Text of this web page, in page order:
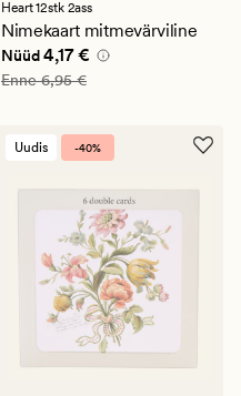
Heart 12stk 2ass
Nimekaart mitmevärviline
Nåværende pris_ee
Nüüd4,17 €
Vanlig pris_ee
Enne6,95 €
Uudis -40%